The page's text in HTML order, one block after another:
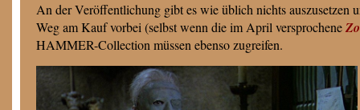
An der Veröffentlichung gibt es wie üblich nichts auszusetzen
Weg am Kauf vorbei (selbst wenn die im April versprochene
HAMMER-Collection müssen ebenso zugreifen.